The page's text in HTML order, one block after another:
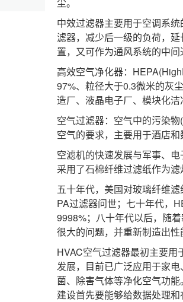
中效过滤器主要用于空调系
滤器，减少后一级的负荷，
置，又可作为通风系统的中
高效空气净化器：
97%、粒径大于0.3微米的灰
造厂、液晶电子厂、模块化
空气过滤器：空气中的污染
空气的要求，主要用于酒店
空滤机的快速发展与军事、
采用了石棉纤维过滤纸作为
五十年代，美国对玻璃纤维
PA过滤器问世；七十年代，
9998%；八十年代以后，随
很大的问题，并重新制造出
HVAC空气过滤器最初主要
发展，目前已广泛应用于家
菌、除害气体等净化空气功
建设首先要能够给数据处理